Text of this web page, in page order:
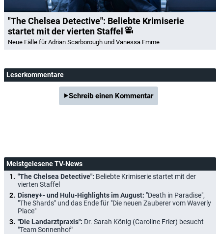
"The Chelsea Detective": Beliebte Krimiserie
startet mit der vierten Staffel
Neue Fälle für Adrian Scarborough und Vanessa Emme
Leserkommentare
Schreib einen Kommentar
Meistgelesene TV-News
"The Chelsea Detective": Beliebte Krimiserie startet mit der
vierten Staffel
Disney+- und Hulu-Highlights im August: "Death in Paradise",
"The Shards" und das Ende für "Die neuen Zauberer vom Waverly
Place"
"Die Landarztpraxis": Dr. Sarah König (Caroline Frier) besucht
"Team Sonnenhof"